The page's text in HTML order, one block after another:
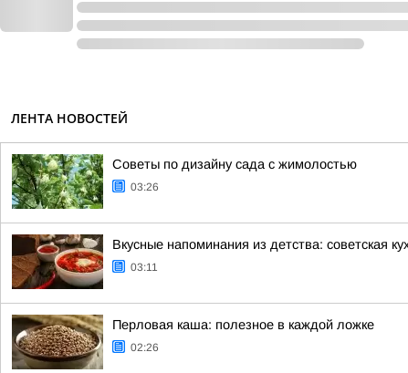
ЛЕНТА НОВОСТЕЙ
Советы по дизайну сада с жимолостью
03:26
Вкусные напоминания из детства: советская
03:11
Перловая каша: полезное в каждой ложке
02:26